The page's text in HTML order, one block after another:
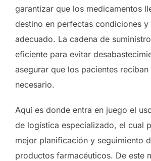
garantizar que los medicamentos
destino en perfectas condiciones y
adecuado. La cadena de
eficiente para evitar
asegurar que los pacientes
necesario.
Aquí es donde entra en juego el
de logística especializado, el cual
mejor planificación y seguimiento
productos farmacéuticos. De este